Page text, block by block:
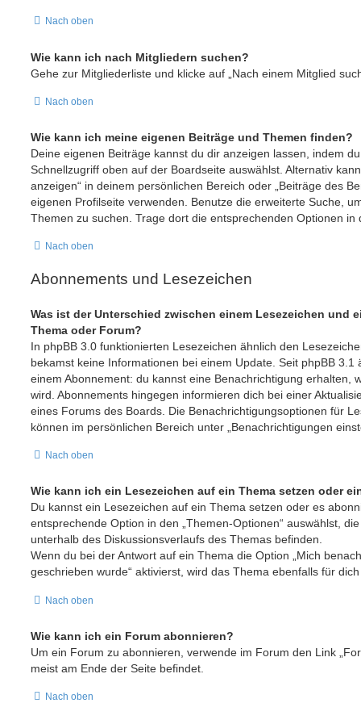
Nach oben
Wie kann ich nach Mitgliedern suchen?
Gehe zur Mitgliederliste und klicke auf „Nach einem Mitglied
Nach oben
Wie kann ich meine eigenen Beiträge und Themen finden?
Deine eigenen Beiträge kannst du dir anzeigen lassen, indem
Schnellzugriff oben auf der Boardseite auswählst. Alternativ
anzeigen“ in deinem persönlichen Bereich oder „Beiträge des
eigenen Profilseite verwenden. Benutze die erweiterte Suche,
Themen zu suchen. Trage dort die entsprechenden Optionen in
Nach oben
Abonnements und Lesezeichen
Was ist der Unterschied zwischen einem Lesezeichen und
Thema oder Forum?
In phpBB 3.0 funktionierten Lesezeichen ähnlich den
bekamst keine Informationen bei einem Update. Seit phpBB 3.1
einem Abonnement: du kannst eine Benachrichtigung erhalten,
wird. Abonnements hingegen informieren dich bei einer
eines Forums des Boards. Die Benachrichtigungsoptionen für
können im persönlichen Bereich unter „Benachrichtigungen
Nach oben
Wie kann ich ein Lesezeichen auf ein Thema setzen oder
Du kannst ein Lesezeichen auf ein Thema setzen oder es
entsprechende Option in den „Themen-Optionen“ auswählst,
unterhalb des Diskussionsverlaufs des Themas befinden.
Wenn du bei der Antwort auf ein Thema die Option „Mich
geschrieben wurde“ aktivierst, wird das Thema ebenfalls für
Nach oben
Wie kann ich ein Forum abonnieren?
Um ein Forum zu abonnieren, verwende im Forum den Link
meist am Ende der Seite befindet.
Nach oben